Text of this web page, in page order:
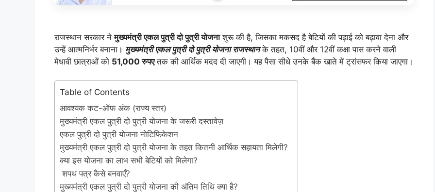
राजस्थान सरकार नेमुख्यमंत्री एकल पुत्री दो पुत्री योजनाशुरू की है, जिसका मकसद है बेटियों की पढ़ाई को बढ़ावा देना और
उन्हें आत्मनिर्भर बनाना। मुख्यमंत्री एकल पुत्री दो पुत्री योजना राजस्थानके तहत, 10वीं और 12वीं कक्षा पास करने वाली
मेधावी छात्राओं को 51,000 रुपएतक की आर्थिक मदद दी जाएगी। यह पैसा सीधे उनके बैंक खाते में ट्रांसफर किया जाएगा।
Table of Contents
आवश्यक कट-ऑफ अंक (राज्य स्तर)
मुख्यमंत्री एकल पुत्री दो पुत्री योजना के जरूरी दस्तावेज़
एकल पुत्री दो पुत्री योजना नोटिफिकेशन
मुख्यमंत्री एकल पुत्री दो पुत्री योजना के तहत कितनी आर्थिक सहायता मिलेगी?
क्या इस योजना का लाभ सभी बेटियों को मिलेगा?
शपथ पत्र कैसे बनवाएँ?
मुख्यमंत्री एकल पुत्री दो पुत्री योजना की अंतिम तिथि क्या है?